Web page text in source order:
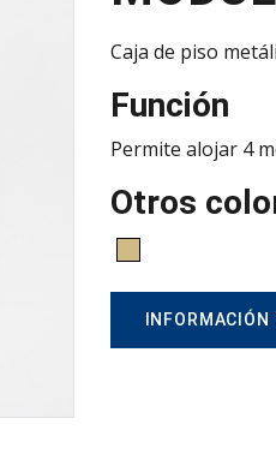
Caja de piso
Función
Permite alojar 4
Otros